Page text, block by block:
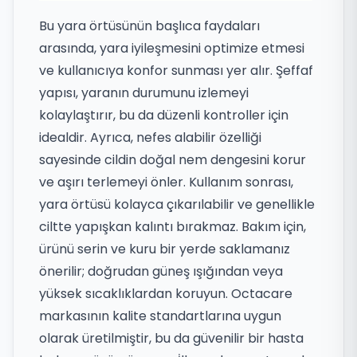
Bu yara örtüsünün başlıca faydaları
arasında, yara iyileşmesini optimize etmesi
ve kullanıcıya konfor sunması yer alır. Şeffaf
yapısı, yaranın durumunu izlemeyi
kolaylaştırır, bu da düzenli kontroller için
idealdir. Ayrıca, nefes alabilir özelliği
sayesinde cildin doğal nem dengesini korur
ve aşırı terlemeyi önler. Kullanım sonrası,
yara örtüsü kolayca çıkarılabilir ve genellikle
ciltte yapışkan kalıntı bırakmaz. Bakım için,
ürünü serin ve kuru bir yerde saklamanız
önerilir; doğrudan güneş ışığından veya
yüksek sıcaklıklardan koruyun. Octacare
markasının kalite standartlarına uygun
olarak üretilmiştir, bu da güvenilir bir hasta